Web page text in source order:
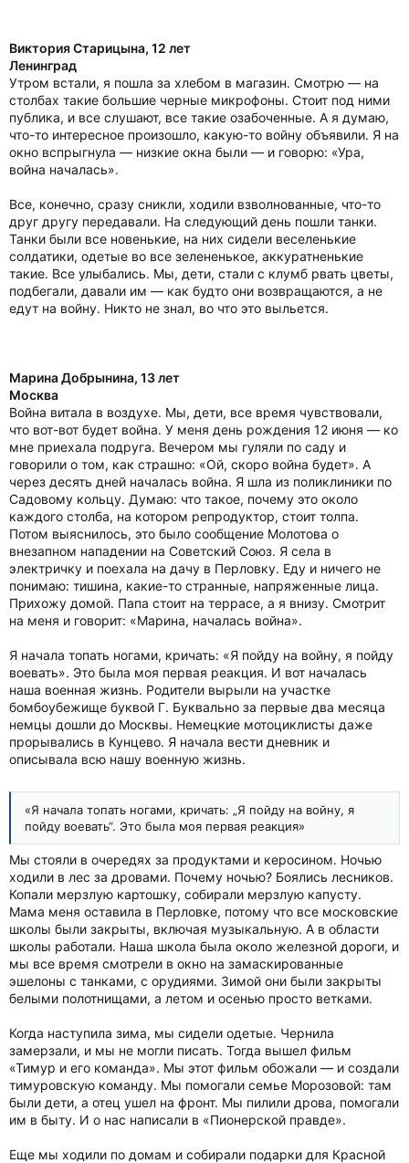
Виктория Старицына, 12 лет
Ленинград
Утром встали, я пошла за хлебом в магазин. Смотрю — на
столбах такие большие черные микрофоны. Стоит под ними
публика, и все слушают, все такие озабоченные. А я думаю,
что-то интересное произошло, какую-то войну объявили. Я на
окно вспрыгнула — низкие окна были — и говорю: «Ура,
война началась».
Все, конечно, сразу сникли, ходили взволнованные, что-то
друг другу передавали. На следующий день пошли танки.
Танки были все новенькие, на них сидели веселенькие
солдатики, одетые во все зелененькое, аккуратненькие
такие. Все улыбались. Мы, дети, стали с клумб рвать цветы,
подбегали, давали им — как будто они возвращаются, а не
едут на войну. Никто не знал, во что это выльется.
Марина Добрынина, 13 лет
Москва
Война витала в воздухе. Мы, дети, все время чувствовали,
что вот-вот будет война. У меня день рождения 12 июня — ко
мне приехала подруга. Вечером мы гуляли по саду и
говорили о том, как страшно: «Ой, скоро война будет». А
через десять дней началась война. Я шла из поликлиники по
Садовому кольцу. Думаю: что такое, почему это около
каждого столба, на котором репродуктор, стоит толпа.
Потом выяснилось, это было сообщение Молотова о
внезапном нападении на Советский Союз. Я села в
электричку и поехала на дачу в Перловку. Еду и ничего не
понимаю: тишина, какие-то странные, напряженные лица.
Прихожу домой. Папа стоит на террасе, а я внизу. Смотрит
на меня и говорит: «Марина, началась война».
Я начала топать ногами, кричать: «Я пойду на войну, я пойду
воевать». Это была моя первая реакция. И вот началась
наша военная жизнь. Родители вырыли на участке
бомбоубежище буквой Г. Буквально за первые два месяца
немцы дошли до Москвы. Немецкие мотоциклисты даже
прорывались в Кунцево. Я начала вести дневник и
описывала всю нашу военную жизнь.
«Я начала топать ногами, кричать: „Я пойду на войну, я
пойду воевать“. Это была моя первая реакция»
Мы стояли в очередях за продуктами и керосином. Ночью
ходили в лес за дровами. Почему ночью? Боялись лесников.
Копали мерзлую картошку, собирали мерзлую капусту.
Мама меня оставила в Перловке, потому что все московские
школы были закрыты, включая музыкальную. А в области
школы работали. Наша школа была около железной дороги, и
мы все время смотрели в окно на замаскированные
эшелоны с танками, с орудиями. Зимой они были закрыты
белыми полотнищами, а летом и осенью просто ветками.
Когда наступила зима, мы сидели одетые. Чернила
замерзали, и мы не могли писать. Тогда вышел фильм
«Тимур и его команда». Мы этот фильм обожали — и создали
тимуровскую команду. Мы помогали семье Морозовой: там
были дети, а отец ушел на фронт. Мы пилили дрова, помогали
им в быту. И о нас написали в «Пионерской правде».
Еще мы ходили по домам и собирали подарки для Красной